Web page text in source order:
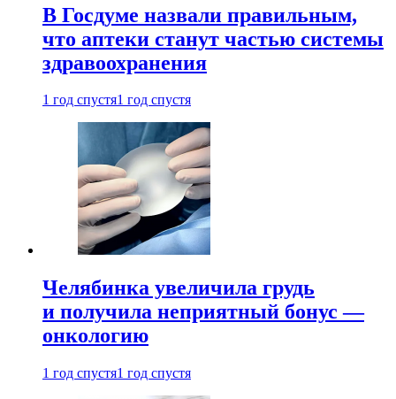
В Госдуме назвали правильным,
что аптеки станут частью системы
здравоохранения
1 год спустя1 год спустя
Челябинка увеличила грудь
и получила неприятный бонус —
онкологию
1 год спустя1 год спустя